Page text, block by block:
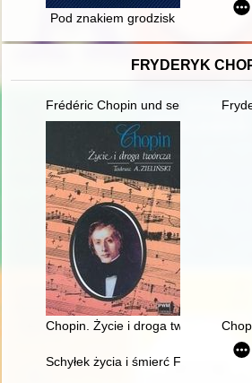
Pod znakiem grodzisk
FRYDERYK
Frédéric Chopin und seine Zeit
Chopin. Życie i droga twórcza
Schyłek życia i śmierć Fryderyka